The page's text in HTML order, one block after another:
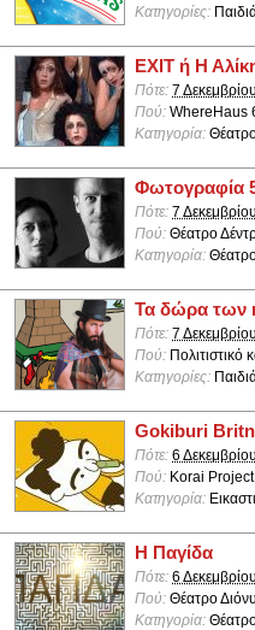
Κατηγορίες:
ΕΧΙΤ ή Η
Πότε: 7 Δεκεμβρίου
Πού: WhereHaus
Κατηγορία:
Φωτογραφία
Πότε: 7 Δεκεμβρίου
Πού: Θέατρο
Κατηγορία:
Τα δώρα των
Πότε: 7 Δεκεμβρίου
Πού:
Κατηγορίες:
Gokiburi
Πότε: 6 Δεκεμβρίου
Πού: Korai
Κατηγορία:
Η Παγίδα
Πότε: 6 Δεκεμβρίου
Πού: Θέατρο
Κατηγορία: